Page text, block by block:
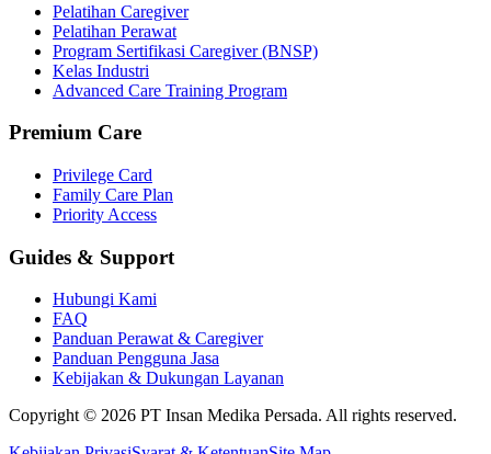
Pelatihan Caregiver
Pelatihan Perawat
Program Sertifikasi Caregiver (BNSP)
Kelas Industri
Advanced Care Training Program
Premium Care
Privilege Card
Family Care Plan
Priority Access
Guides & Support
Hubungi Kami
FAQ
Panduan Perawat & Caregiver
Panduan Pengguna Jasa
Kebijakan & Dukungan Layanan
Copyright © 2026 PT Insan Medika Persada. All rights reserved.